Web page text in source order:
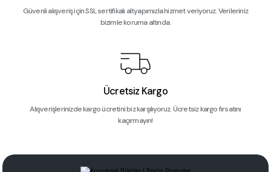
Güvenli alışveriş için SSL sertifikalı altyapımızla hizmet veriyoruz. Verileriniz
bizimle koruma altında.
Ücretsiz Kargo
Alışverişlerinizde kargo ücretini biz karşılıyoruz. Ücretsiz kargo fırsatını
kaçırmayın!